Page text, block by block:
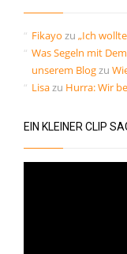
Fikayo zu „Ich
Was Segeln mit
unserem Blogzu
Lisazu Hurra: Wir
EIN KLEINER CLIP